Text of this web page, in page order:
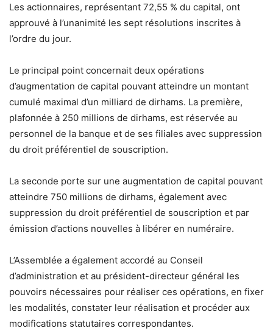
Les actionnaires, représentant 72,55 % du capital, ont
approuvé à l’unanimité les sept résolutions inscrites à
l’ordre du jour.
Le principal point concernait deux opérations
d’augmentation de capital pouvant atteindre un montant
cumulé maximal d’un milliard de dirhams. La première,
plafonnée à 250 millions de dirhams, est réservée au
personnel de la banque et de ses filiales avec suppression
du droit préférentiel de souscription.
La seconde porte sur une augmentation de capital pouvant
atteindre 750 millions de dirhams, également avec
suppression du droit préférentiel de souscription et par
émission d’actions nouvelles à libérer en numéraire.
L’Assemblée a également accordé au Conseil
d’administration et au président-directeur général les
pouvoirs nécessaires pour réaliser ces opérations, en fixer
les modalités, constater leur réalisation et procéder aux
modifications statutaires correspondantes.